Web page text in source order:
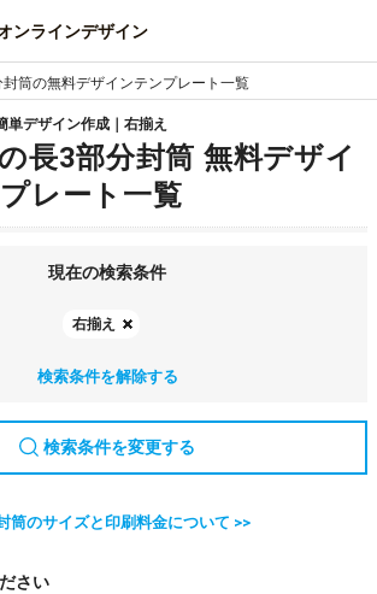
ンラインデザイン
封筒の無料デザインテンプレート一覧
単デザイン作成｜右揃え
長3部分封筒 無料デザイ
レート一覧
現在の検索条件
右揃え
検索条件を解除する
検索条件を変更する
筒のサイズと印刷料金について >>
さい